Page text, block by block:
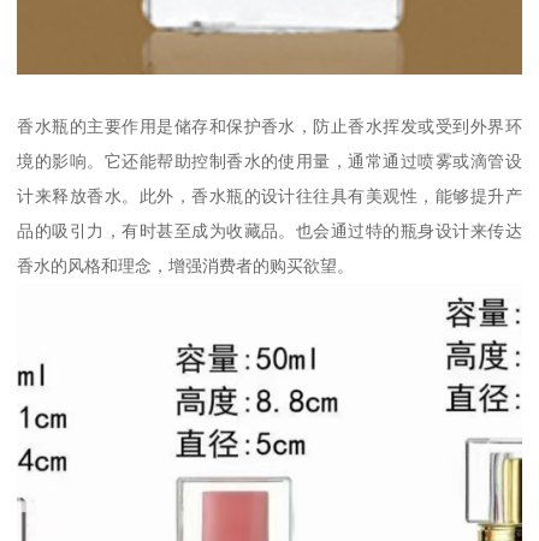
香水瓶的主要作用是储存和保护香水，防止香水挥发或受到外界环
境的影响。它还能帮助控制香水的使用量，通常通过喷雾或滴管设
计来释放香水。此外，香水瓶的设计往往具有美观性，能够提升产
品的吸引力，有时甚至成为收藏品。也会通过特的瓶身设计来传达
香水的风格和理念，增强消费者的购买欲望。